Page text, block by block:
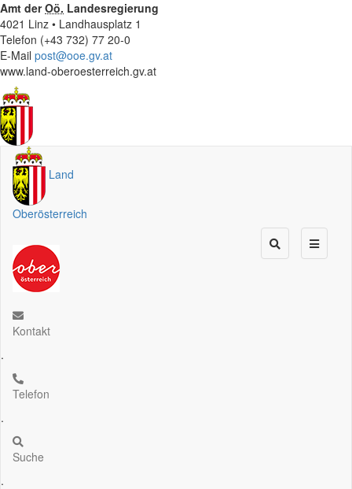
Amt derOö. Landesregierung
4021 Linz • Landhausplatz 1
Telefon (+43 732) 77 20-0
E-Mail post@ooe.gv.at
www.land-oberoesterreich.gv.at
Land
Oberösterreich
Kontakt
.
Telefon
.
Suche
.